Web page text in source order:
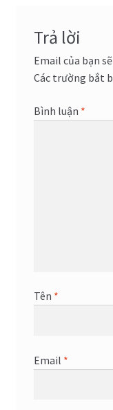
Trả lời
Email của bạn
Các trường bắt
Bình luận *
Tên *
Email *